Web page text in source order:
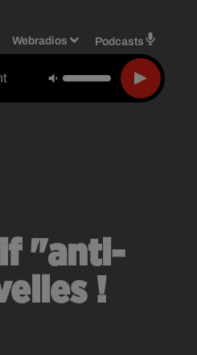
Webradios Podcasts
"anti-
!